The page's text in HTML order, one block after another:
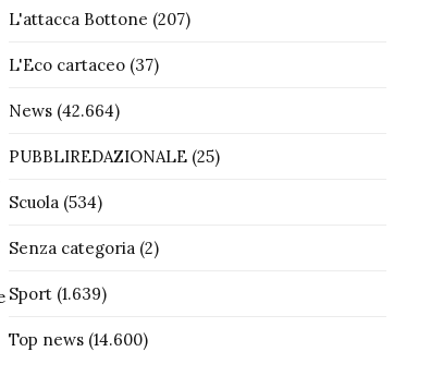
L'attacca Bottone (207)
L'Eco cartaceo(37)
News(42.664)
PUBBLIREDAZIONALE(25)
Scuola(534)
Senza categoria(2)
Sport(1.639)
Top news(14.600)